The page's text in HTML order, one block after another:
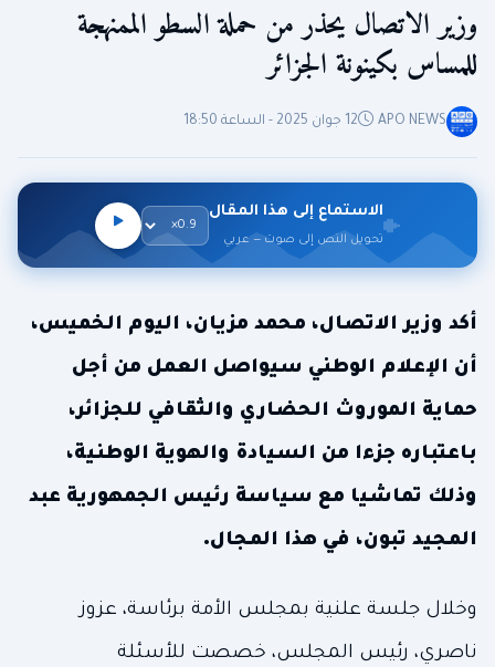
وزير الاتصال يحذر من حملة السطو الممنهجة
للمساس بكينونة الجزائر
APO NEWS 12 جوان 2025 - الساعة 18:50
الاستماع إلى هذا المقال
تحويل النص إلى صوت — عربي
أكد وزير الاتصال، محمد مزيان، اليوم الخميس،
أن الإعلام الوطني سيواصل العمل من أجل
حماية الموروث الحضاري والثقافي للجزائر،
باعتباره جزءا من السيادة والهوية الوطنية،
وذلك تماشيا مع سياسة رئيس الجمهورية عبد
المجيد تبون، في هذا المجال.
وخلال جلسة علنية بمجلس الأمة برئاسة، عزوز
ناصري، رئيس المجلس، خصصت للأسئلة